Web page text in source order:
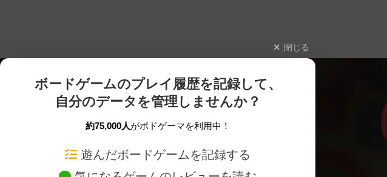
閉じる
ボードゲームのプレイ履歴を記録して、
自分のデータを管理しませんか？
約75,000人がボドゲーマを利用中！
遊んだボードゲームを記録する